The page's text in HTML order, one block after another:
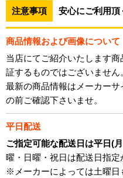
注意事項 安心にご利用
商品情報および画像について
当店にてご紹介いたします
証するものではございません
最新の商品情報はメーカー
の前ご確認下さいませ。
平日配送
ご指定可能な配送日は平日(
曜・日曜・祝日は配送日指定
※メーカーによっては土曜日